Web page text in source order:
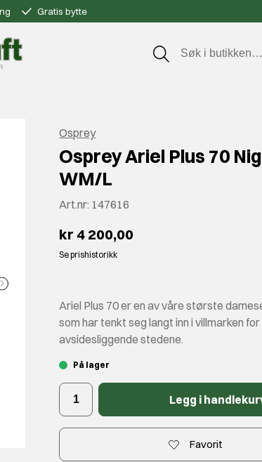
Gratis bytte
Osprey
Osprey Ariel Plus 70
WM/L
Art.nr: 147616
kr 4 200,00
Se prishistorikk
Ariel Plus 70 er en av våre største
som har tenkt seg langt inn i villmarken
avsidesliggende stedene.
På lager
Legg i
Favorit